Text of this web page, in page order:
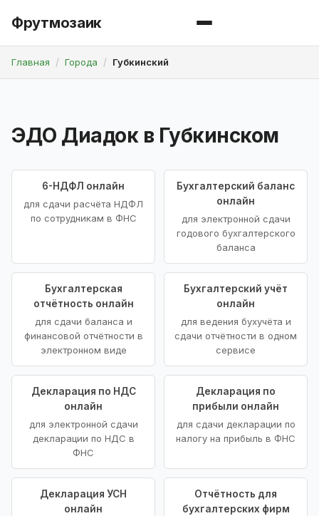
Фрутмозаик
Главная Города Губкинский
ЭДО Диадок в Губкинском
6-НДФЛ онлайн
для сдачи расчёта НДФЛ
по сотрудникам в ФНС
Бухгалтерский баланс
онлайн
для электронной сдачи
годового бухгалтерского
баланса
Бухгалтерская
отчётность онлайн
для сдачи баланса и
финансовой отчётности в
электронном виде
Бухгалтерский учёт
онлайн
для ведения бухучёта и
сдачи отчётности в одном
сервисе
Декларация по НДС
онлайн
для электронной сдачи
декларации по НДС в
ФНС
Декларация по
прибыли онлайн
для сдачи декларации по
налогу на прибыль в ФНС
Декларация УСН
онлайн
Отчётность для
бухгалтерских фирм